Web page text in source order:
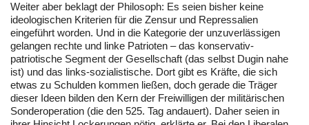
Weiter aber beklagt der Philosoph: Es seien bisher keine
ideologischen Kriterien für die Zensur und Repressalien
eingeführt worden. Und in die Kategorie der unzuverlässigen
gelangen rechte und linke Patrioten – das konservativ-
patriotische Segment der Gesellschaft (das selbst Dugin nahe
ist) und das links-sozialistische. Dort gibt es Kräfte, die sich
etwas zu Schulden kommen ließen, doch gerade die Träger
dieser Ideen bilden den Kern der Freiwilligen der militärischen
Sonderoperation (die den 525. Tag andauert). Daher seien in